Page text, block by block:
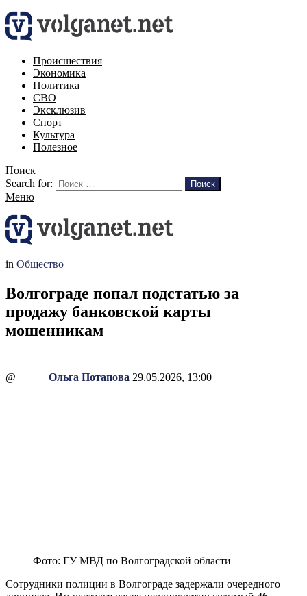
Происшествия
Экономика
Политика
СВО
Эксклюзив
Спорт
Культура
Полезное
Поиск
Search for:
Поиск
Меню
in Общество
Волгограде попал подстатью за
продажу банковской карты
мошенникам
@ Ольга Потапова 29.05.2026, 13:00
Фото: ГУ МВД по Волгоградской области
Сотрудники полиции в Волгограде задержали очередного